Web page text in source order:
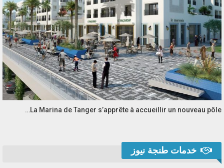
La Marina de Tanger s’apprête à accueillir un nouveau pôle…
خدمات طنجة نيوز